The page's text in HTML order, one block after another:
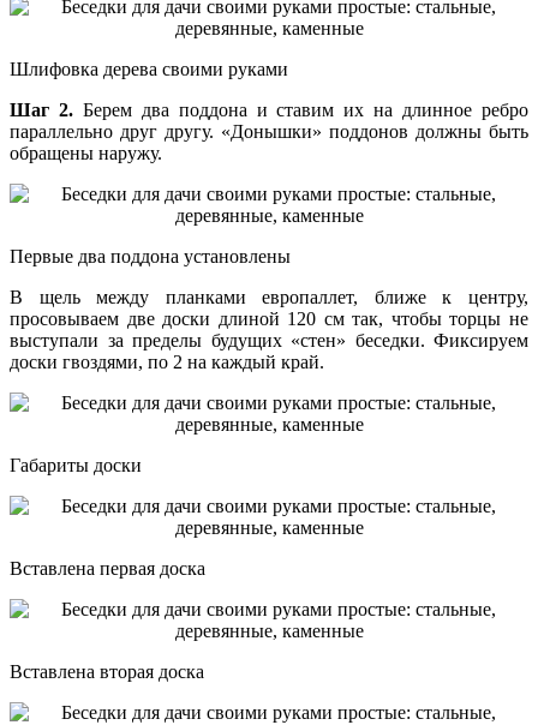
Шлифовка дерева своими руками
Шаг 2.Берем два поддона и ставим их на длинное ребро
параллельно друг другу. «Донышки» поддонов должны быть
обращены наружу.
Первые два поддона установлены
В щель между планками европаллет, ближе к центру,
просовываем две доски длиной 120 см так, чтобы торцы не
выступали за пределы будущих «стен» беседки. Фиксируем
доски гвоздями, по 2 на каждый край.
Габариты доски
Вставлена первая доска
Вставлена вторая доска